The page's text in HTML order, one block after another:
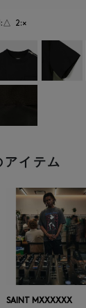
2:×
アイテム
SAINT MXXXXXX